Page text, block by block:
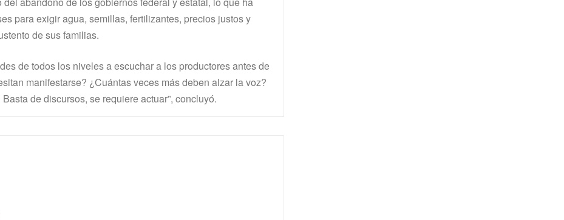
para exigir agua, semillas, fertilizantes, precios justos y
de sus familias.
de todos los niveles a escuchar a los productores antes de
manifestarse? ¿Cuántas veces más deben alzar la voz?
de discursos, se requiere actuar”, concluyó.